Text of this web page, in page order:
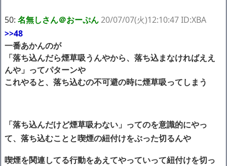
50: 名無しさん＠おーぷん20/07/07(火)12:10:47 ID:XBA
>>48
一番あかんのが
「落ち込んだら煙草吸うんやから、落ち込まなければええ
んや」ってパターンや
これやると、落ち込むの不可避の時に煙草吸ってしまう
「落ち込んだけど煙草吸わない」ってのを意識的にやっ
て、落ち込むことと喫煙の紐付けをぶった切るんや
喫煙を関連してる行動をあえてやっていって紐付けを切っ